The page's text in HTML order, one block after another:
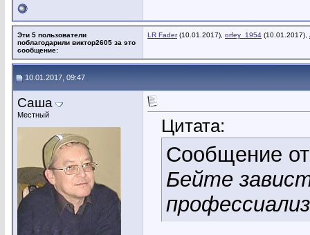
Эти 5 пользователи
поблагодарили виктор2605 за это
сообщение:
LR Fader(10.01.2017), orfey_1954 (10.01.2017),
10.01.2017, 09:47
Саша
Местный
Цитата:
Сообщение
Бейте